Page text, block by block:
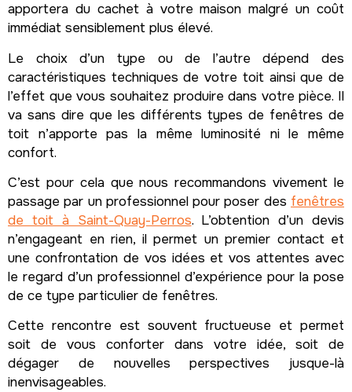
apportera du cachet à votre maison malgré un coût
immédiat sensiblement plus élevé.
Le choix d’un type ou de l’autre dépend des
caractéristiques techniques de votre toit ainsi que de
l’effet que vous souhaitez produire dans votre pièce. Il
va sans dire que les différents types de fenêtres de
toit n’apporte pas la même luminosité ni le même
confort.
C’est pour cela que nous recommandons vivement le
passage par un professionnel pour poser des fenêtres
de toit à Saint-Quay-Perros. L’obtention d’un devis
n’engageant en rien, il permet un premier contact et
une confrontation de vos idées et vos attentes avec
le regard d’un professionnel d’expérience pour la pose
de ce type particulier de fenêtres.
Cette rencontre est souvent fructueuse et permet
soit de vous conforter dans votre idée, soit de
dégager de nouvelles perspectives jusque-là
inenvisageables.